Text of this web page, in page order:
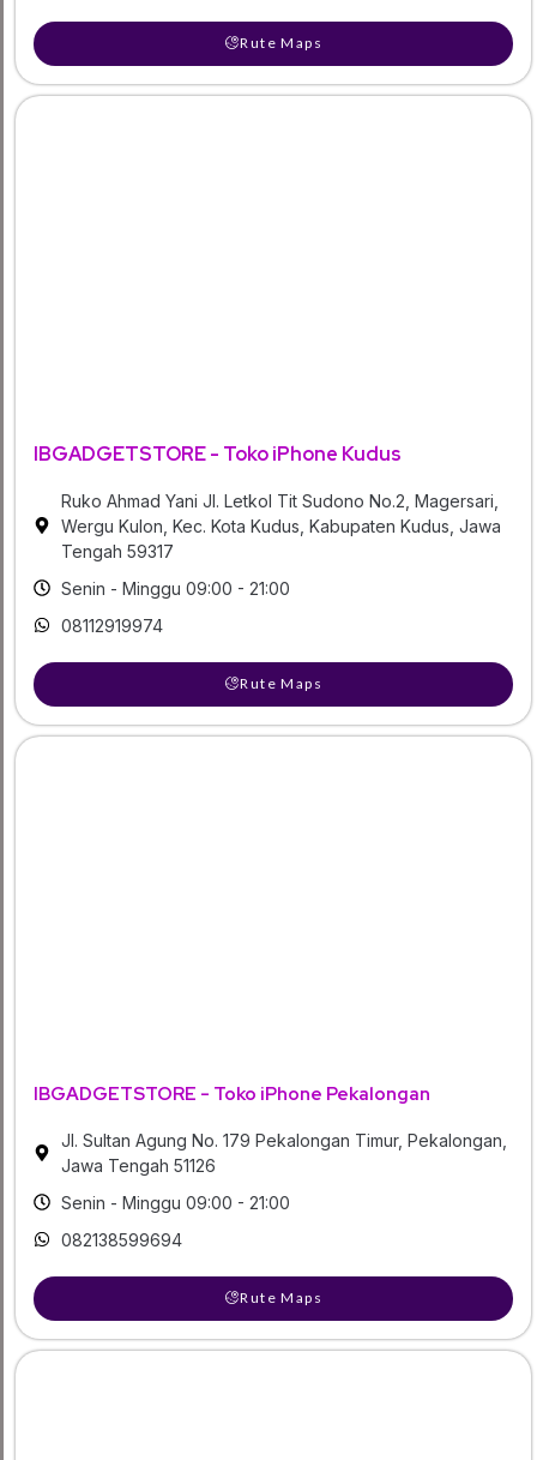
Rute Maps
IBGADGETSTORE - Toko iPhone Kudus
Ruko Ahmad Yani Jl. Letkol Tit Sudono No.2, Magersari,
Wergu Kulon, Kec. Kota Kudus, Kabupaten Kudus, Jawa
Tengah 59317
Senin - Minggu 09:00 - 21:00
08112919974
Rute Maps
IBGADGETSTORE - Toko iPhone Pekalongan
Jl. Sultan Agung No. 179 Pekalongan Timur, Pekalongan,
Jawa Tengah 51126
Senin - Minggu 09:00 - 21:00
082138599694
Rute Maps